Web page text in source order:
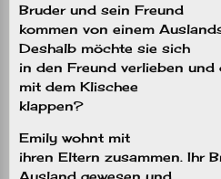
Bruder und sein Freund
kommen von einem
Deshalb möchte sie sich
in den Freund verlieben und
mit dem Klischee
klappen?
Emily wohnt mit
ihren Eltern zusammen. Ihr
Ausland gewesen und